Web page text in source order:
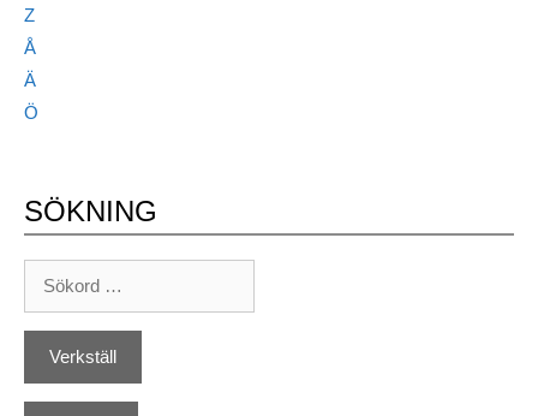
Z
Å
Ä
Ö
SÖKNING